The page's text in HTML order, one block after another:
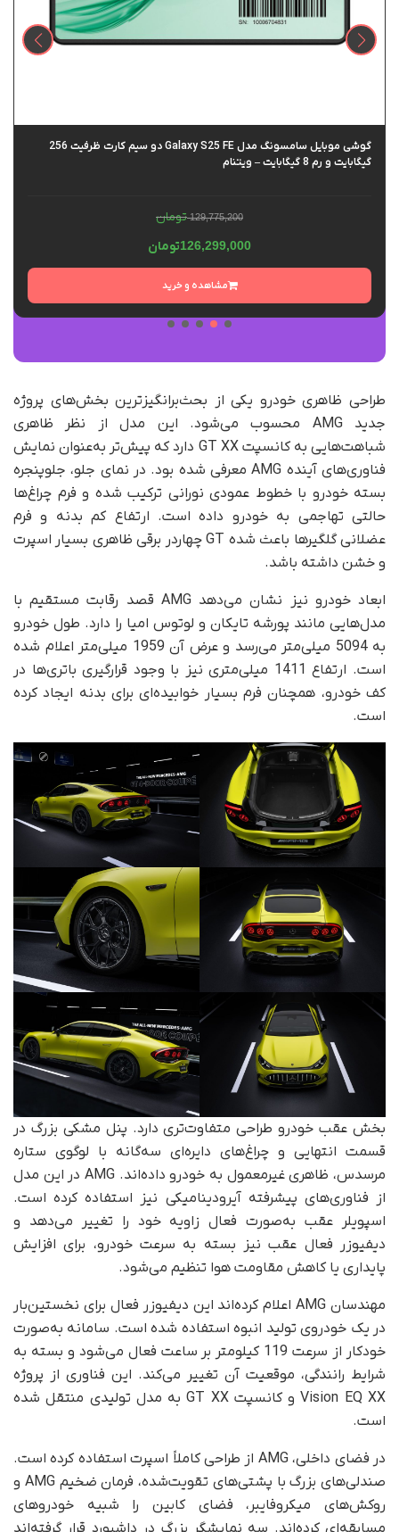
گوشی موبایل سامسونگ مدل Galaxy S25 FE دو سیم کارت ظرفیت 256
گیگابایت و رم 8 گیگابایت – ویتنام
129,775,200 تومان
126,299,000تومان
مشاهده و خرید
طراحی ظاهری خودرو یکی از بحث‌برانگیزترین بخش‌های پروژه
جدید AMG محسوب می‌شود. این مدل از نظر ظاهری
شباهت‌هایی به کانسپت GT XX دارد که پیش‌تر به‌عنوان نمایش
فناوری‌های آینده AMG معرفی شده بود. در نمای جلو، جلوپنجره
بسته خودرو با خطوط عمودی نورانی ترکیب شده و فرم چراغ‌ها
حالتی تهاجمی به خودرو داده است. ارتفاع کم بدنه و فرم
عضلانی گلگیرها باعث شده GT چهاردر برقی ظاهری بسیار اسپرت
و خشن داشته باشد.
ابعاد خودرو نیز نشان می‌دهد AMG قصد رقابت مستقیم با
مدل‌هایی مانند پورشه تایکان و لوتوس امیا را دارد. طول خودرو
به 5094 میلی‌متر می‌رسد و عرض آن 1959 میلی‌متر اعلام شده
است. ارتفاع 1411 میلی‌متری نیز با وجود قرارگیری باتری‌ها در
کف خودرو، همچنان فرم بسیار خوابیده‌ای برای بدنه ایجاد کرده
است.
بخش عقب خودرو طراحی متفاوت‌تری دارد. پنل مشکی بزرگ در
قسمت انتهایی و چراغ‌های دایره‌ای سه‌گانه با لوگوی ستاره
مرسدس، ظاهری غیرمعمول به خودرو داده‌اند. AMG در این مدل
از فناوری‌های پیشرفته آیرودینامیکی نیز استفاده کرده است.
اسپویلر عقب به‌صورت فعال زاویه خود را تغییر می‌دهد و
دیفیوزر فعال عقب نیز بسته به سرعت خودرو، برای افزایش
پایداری یا کاهش مقاومت هوا تنظیم می‌شود.
مهندسان AMG اعلام کرده‌اند این دیفیوزر فعال برای نخستین‌بار
در یک خودروی تولید انبوه استفاده شده است. سامانه به‌صورت
خودکار از سرعت 119 کیلومتر بر ساعت فعال می‌شود و بسته به
شرایط رانندگی، موقعیت آن تغییر می‌کند. این فناوری از پروژه
Vision EQ XX و کانسپت GT XX به مدل تولیدی منتقل شده
است.
در فضای داخلی، AMG از طراحی کاملاً اسپرت استفاده کرده است.
صندلی‌های بزرگ با پشتی‌های تقویت‌شده، فرمان ضخیم AMG و
روکش‌های میکروفایبر، فضای کابین را شبیه خودروهای
مسابقه‌ای کرده‌اند. سه نمایشگر بزرگ در داشبورد قرار گرفته‌اند